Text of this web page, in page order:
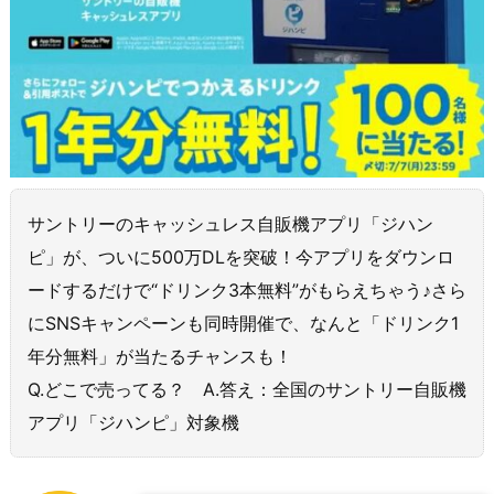
サントリーのキャッシュレス自販機アプリ「ジハン
ピ」が、ついに500万DLを突破！今アプリをダウンロ
ードするだけで“ドリンク3本無料”がもらえちゃう♪さら
にSNSキャンペーンも同時開催で、なんと「ドリンク1
年分無料」が当たるチャンスも！
Q.どこで売ってる？ A.答え：全国のサントリー自販機
アプリ「ジハンピ」対象機